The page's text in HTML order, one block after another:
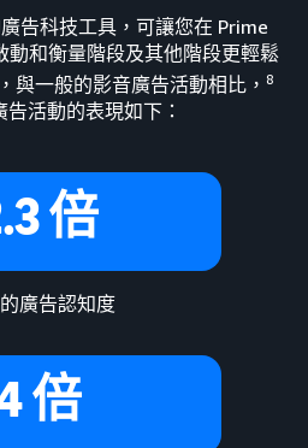
告科技工具，可讓您在 Prime
動和衡量階段及其他階段更輕鬆
與一般的影音廣告活動相比， 8
活動的表現如下：
倍
廣告認知度
倍